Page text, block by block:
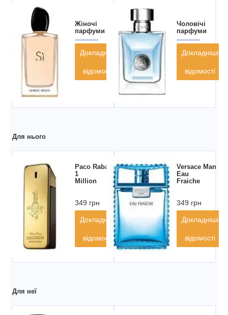
Жіночі
парфуми
Докладніші
відомості
Чоловічі
парфуми
Докладніші
відомості
Для нього
Paco Rabanne
1
Million
349 грн
Докладніші
відомості
Versace Man
Eau
Fraiche
349 грн
Докладніші
відомості
Для неї